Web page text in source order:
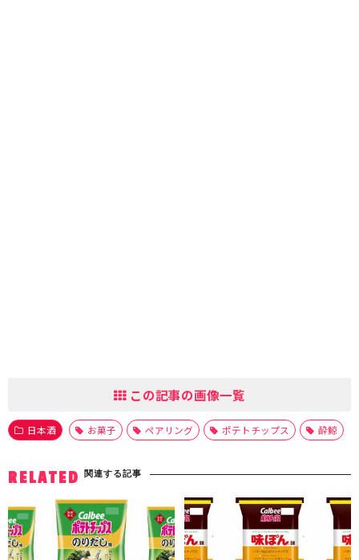
この記事の画像一覧
日本酒 お菓子 ペアリング ポテトチップス 酔鯨
RELATED 関連する記事